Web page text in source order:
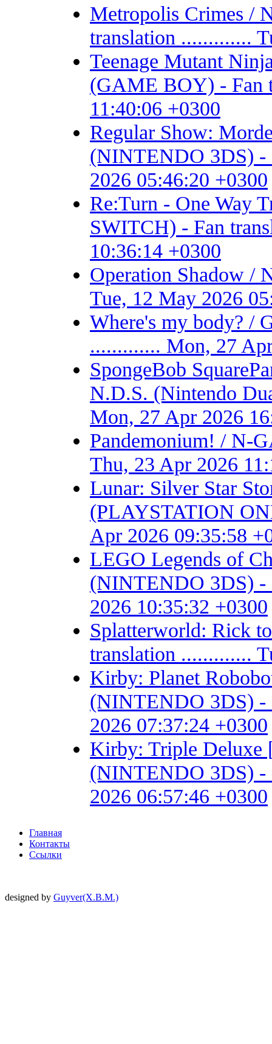
Metropolis Crimes /
translation .............
Teenage Mutant
(GAME BOY) - Fan
11:40:06 +0300
Regular Show:
(NINTENDO 3DS) -
2026 05:46:20 +0300
Re:Turn - One Way
SWITCH) - Fan
10:36:14 +0300
Operation Shadow
Tue, 12 May 2026
Where's my body? /
............. Mon, 27
SpongeBob
N.D.S. (Nintendo
Mon, 27 Apr 2026
Pandemonium! / N-
Thu, 23 Apr 2026
Lunar: Silver Star
(PLAYSTATION
Apr 2026 09:35:58
LEGO Legends of
(NINTENDO 3DS) -
2026 10:35:32 +0300
Splatterworld: Rick
translation .............
Kirby: Planet
(NINTENDO 3DS) -
2026 07:37:24 +0300
Kirby: Triple
(NINTENDO 3DS) -
2026 06:57:46 +0300
Главная
Контакты
Ссылки
designed by Guyver(X.B.M.)